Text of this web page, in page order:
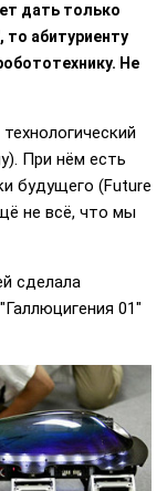
дать только
то абитуриенту
Не
При нём есть
будущего (Future
не всё, что мы
сделала
01"